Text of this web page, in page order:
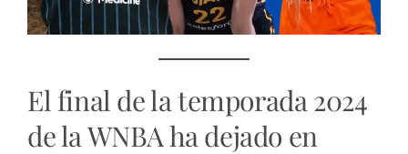
El final de la temporada 2024
de la WNBA ha dejado en